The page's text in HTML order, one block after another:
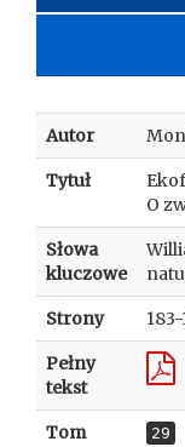
Autor
Tytuł
O
Słowa
kluczowe
Strony 183-
Pełny
tekst
Tom 29